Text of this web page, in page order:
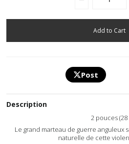
Post
Description
2 pouces (28
Le grand marteau de guerre anguleux
naturelle de cette